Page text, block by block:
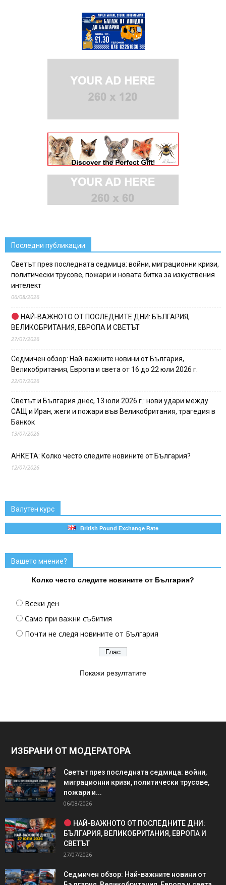
Последни публикации
Светът през последната седмица: войни, миграционни кризи,
политически трусове, пожари и новата битка за изкуствения
интелект
06/08/2026
НАЙ-ВАЖНОТО ОТ ПОСЛЕДНИТЕ ДНИ: БЪЛГАРИЯ,
ВЕЛИКОБРИТАНИЯ, ЕВРОПА И СВЕТЪТ
27/07/2026
Седмичен обзор: Най-важните новини от България,
Великобритания, Европа и света от 16 до 22 юли 2026 г.
22/07/2026
Светът и България днес, 13 юли 2026 г.: нови удари между
САЩ и Иран, жеги и пожари във Великобритания, трагедия в
Банкок
13/07/2026
АНКЕТА: Колко често следите новините от България?
12/07/2026
Валутен курс
British Pound Exchange Rate
Вашето мнение?
Колко често следите новините от България?
Всеки ден
Само при важни събития
Почти не следя новините от България
Покажи резултатите
ИЗБРАНИ ОТ МОДЕРАТОРА
Светът през последната седмица: войни,
миграционни кризи, политически трусове,
пожари и...
06/08/2026
НАЙ-ВАЖНОТО ОТ ПОСЛЕДНИТЕ ДНИ:
БЪЛГАРИЯ, ВЕЛИКОБРИТАНИЯ, ЕВРОПА И
СВЕТЪТ
27/07/2026
Седмичен обзор: Най-важните новини от